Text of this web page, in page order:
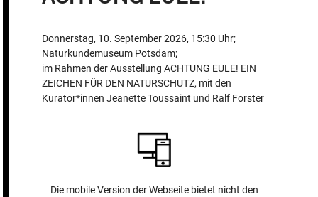
Donnerstag, 10. September 2026, 15:30 Uhr;
Naturkundemuseum Potsdam;
im Rahmen der Ausstellung ACHTUNG EULE! EIN
ZEICHEN FÜR DEN NATURSCHUTZ, mit den
Kurator*innen Jeanette Toussaint und Ralf Forster
Die mobile Version der Webseite bietet nicht den